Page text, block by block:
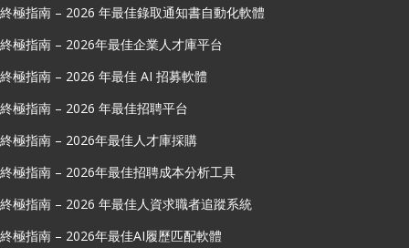
終極指南 – 2026 年最佳錄取通知書自動化軟體
終極指南 – 2026年最佳企業人才庫平台
終極指南 – 2026 年最佳 AI 招募軟體
終極指南 – 2026 年最佳招聘平台
終極指南 – 2026年最佳人才庫採購
終極指南 – 2026年最佳招聘成本分析工具
終極指南 – 2026 年最佳人資求職者追蹤系統
終極指南 – 2026年最佳AI履歷匹配軟體